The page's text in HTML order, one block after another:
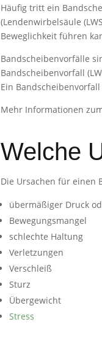
Häufig tritt ein
(Lendenwirbelsäule
Beweglichkeit führen
Bandscheibenvorfälle
Bandscheibenvorfall
Ein
Mehr Informationen
Welche
Die Ursachen für einen
übermäßiger Druck
Bewegungsmangel
schlechte Haltung
Verletzungen
Verschleiß
Sturz
Übergewicht
Stress